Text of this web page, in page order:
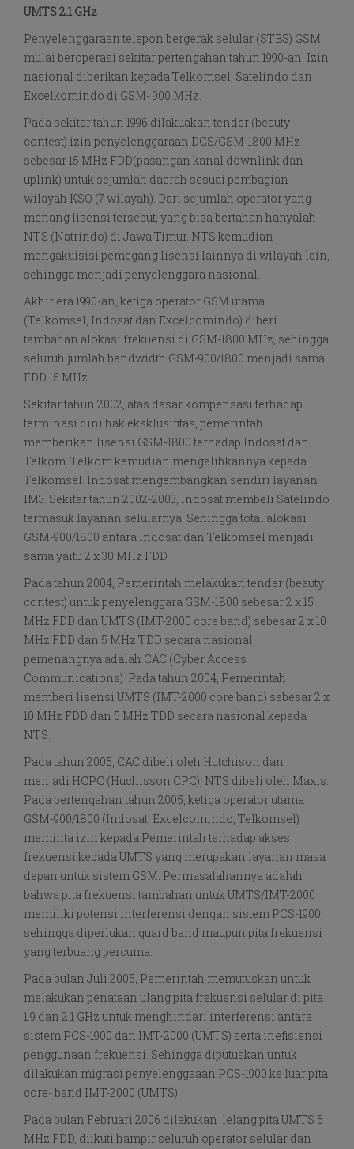
UMTS 2.1 GHz
Penyelenggaraan telepon bergerak selular (STBS) GSM
mulai beroperasi sekitar pertengahan tahun 1990-an. Izin
nasional diberikan kepada Telkomsel, Satelindo dan
Excelkomindo di GSM- 900 MHz.
Pada sekitar tahun 1996 dilakuakan tender (beauty
contest) izin penyelenggaraan DCS/GSM-1800 MHz
sebesar 15 MHz FDD(pasangan kanal downlink dan
uplink) untuk sejumlah daerah sesuai pembagian
wilayah KSO (7 wilayah). Dari sejumlah operator yang
menang lisensi tersebut, yang bisa bertahan hanyalah
NTS (Natrindo) di Jawa Timur. NTS kemudian
mengakuisisi pemegang lisensi lainnya di wilayah lain,
sehingga menjadi penyelenggara nasional.
Akhir era 1990-an, ketiga operator GSM utama
(Telkomsel, Indosat dan Excelcomindo) diberi
tambahan alokasi frekuensi di GSM-1800 MHz, sehingga
seluruh jumlah bandwidth GSM-900/1800 menjadi sama
FDD 15 MHz.
Sekitar tahun 2002, atas dasar kompensasi terhadap
terminasi dini hak eksklusifitas, pemerintah
memberikan lisensi GSM-1800 terhadap Indosat dan
Telkom. Telkom kemudian mengalihkannya kepada
Telkomsel. Indosat mengembangkan sendiri layanan
IM3. Sekitar tahun 2002-2003, Indosat membeli Satelindo
termasuk layanan selularnya. Sehingga total alokasi
GSM-900/1800 antara Indosat dan Telkomsel menjadi
sama yaitu 2 x 30 MHz FDD.
Pada tahun 2004, Pemerintah melakukan tender (beauty
contest) untuk penyelenggara GSM-1800 sebesar 2 x 15
MHz FDD dan UMTS (IMT-2000 core band) sebesar 2 x 10
MHz FDD dan 5 MHz TDD secara nasional,
pemenangnya adalah CAC (Cyber Access
Communications) Pada tahun 2004, Pemerintah
memberi lisensi UMTS (IMT-2000 core band) sebesar 2 x
10 MHz FDD dan 5 MHz TDD secara nasional kepada
NTS.
Pada tahun 2005, CAC dibeli oleh Hutchison dan
menjadi HCPC (Huchisson CPC), NTS dibeli oleh Maxis.
Pada pertengahan tahun 2005, ketiga operator utama
GSM-900/1800 (Indosat, Excelcomindo, Telkomsel)
meminta izin kepada Pemerintah terhadap akses
frekuensi kepada UMTS yang merupakan layanan masa
depan untuk sistem GSM. Permasalahannya adalah
bahwa pita frekuensi tambahan untuk UMTS/IMT-2000
memiliki potensi interferensi dengan sistem PCS-1900,
sehingga diperlukan guard band maupun pita frekuensi
yang terbuang percuma.
Pada bulan Juli 2005, Pemerintah memutuskan untuk
melakukan penataan ulang pita frekuensi selular di pita
1.9 dan 2.1 GHz untuk menghindari interferensi antara
sistem PCS-1900 dan IMT-2000 (UMTS) serta inefisiensi
penggunaan frekuensi. Sehingga diputuskan untuk
dilakukan migrasi penyelenggaaan PCS-1900 ke luar pita
core- band IMT-2000 (UMTS).
Pada bulan Februari 2006 dilakukan lelang pita UMTS 5
MHz FDD, diikuti hampir seluruh operator selular dan